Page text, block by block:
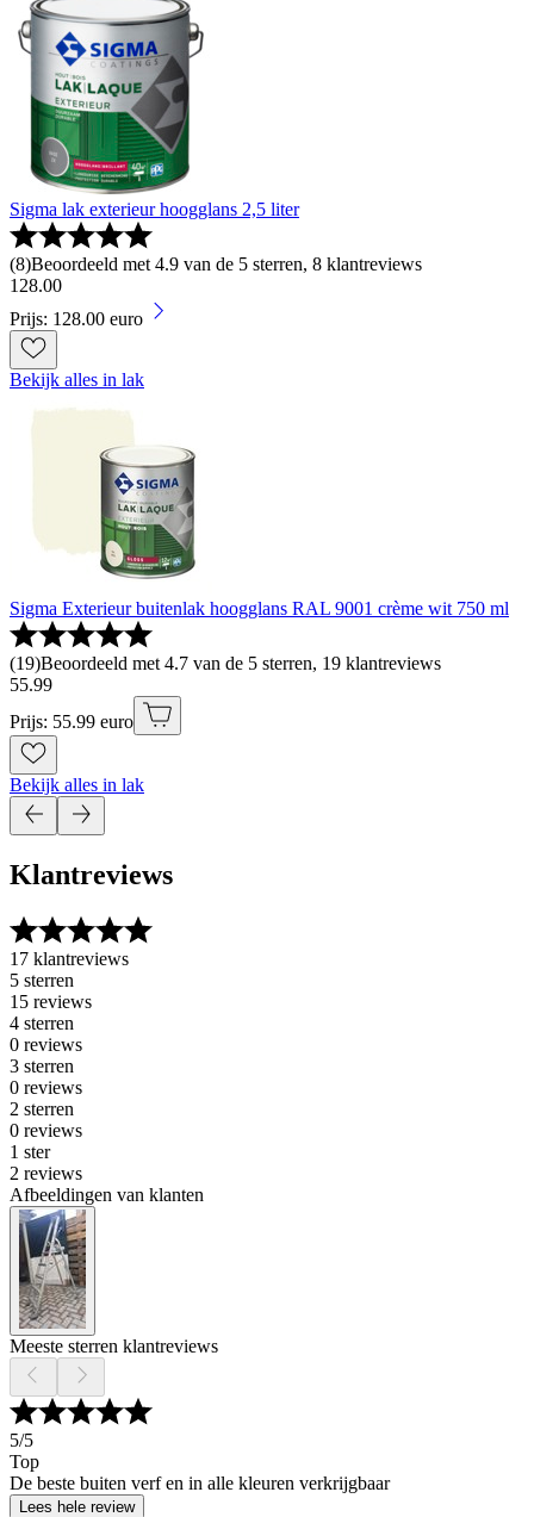
Sigma lak exterieur hoogglans 2,5 liter
(8)Beoordeeld met 4.9 van de 5 sterren, 8 klantreviews
128.00
Prijs: 128.00 euro
Bekijk alles in lak
Sigma Exterieur buitenlak hoogglans RAL 9001 crème wit 750 ml
(19)Beoordeeld met 4.7 van de 5 sterren, 19 klantreviews
55.99
Prijs: 55.99 euro
Bekijk alles in lak
Klantreviews
17 klantreviews
5 sterren
15 reviews
4 sterren
0 reviews
3 sterren
0 reviews
2 sterren
0 reviews
1 ster
2 reviews
Afbeeldingen van klanten
Meeste sterren klantreviews
5/5
Top
De beste buiten verf en in alle kleuren verkrijgbaar
Lees hele review